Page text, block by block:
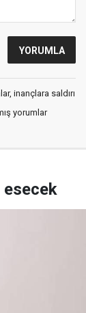
inançlara saldırı
yorumlar
esecek